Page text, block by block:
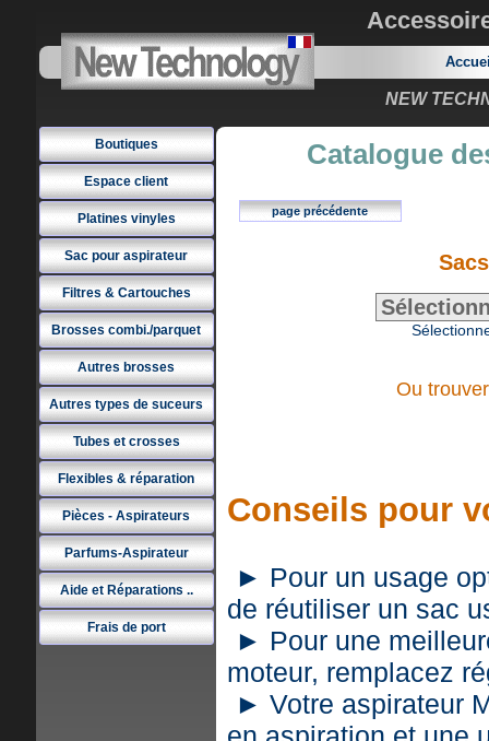
NEW
Boutiques
Espace client
Platines vinyles
Sac pour aspirateur
Filtres & Cartouches
Brosses combi./parquet
Autres brosses
Autres types de suceurs
Tubes et crosses
Flexibles & réparation
Pièces - Aspirateurs
Parfums-Aspirateur
Aide et Réparations ..
Frais de port
Catalogue
page précédente
Ou
Conseils pour
► Pour un usage
de réutiliser un sac
► Pour une
moteur, remplacez
► Votre aspirateur